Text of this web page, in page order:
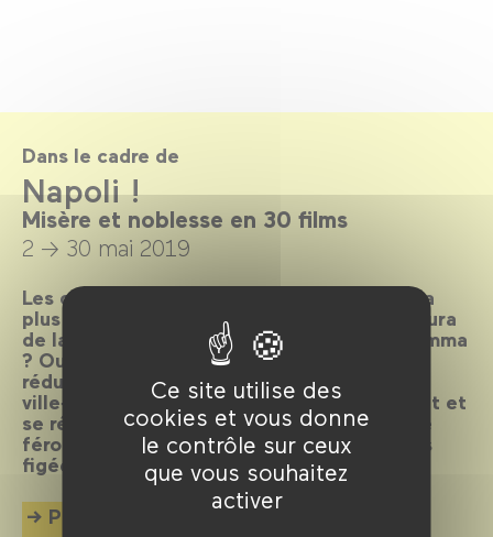
Ce site utilise des
cookies et vous donne
le contrôle sur ceux
que vous souhaitez
activer
Dans le cadre de
Napoli !
Misère et noblesse en 30 films
2 → 30 mai 2019
Les clichés sont légion sur Naples, la ville la
plus filmée d’Italie après Rome. Alors, il y aura
de la pizza, la Camorra, des Vespa et la mamma
? Oui, il y en aura aussi, mais Naples ne se
réduit à rien de tout cela, car c’est une
ville‑oxymore où les contraires s’incorporent et
se réinventent sans cesse, dans une vitalité
féroce, déjouant toutes les cartes postales
figées.
Plus d'info